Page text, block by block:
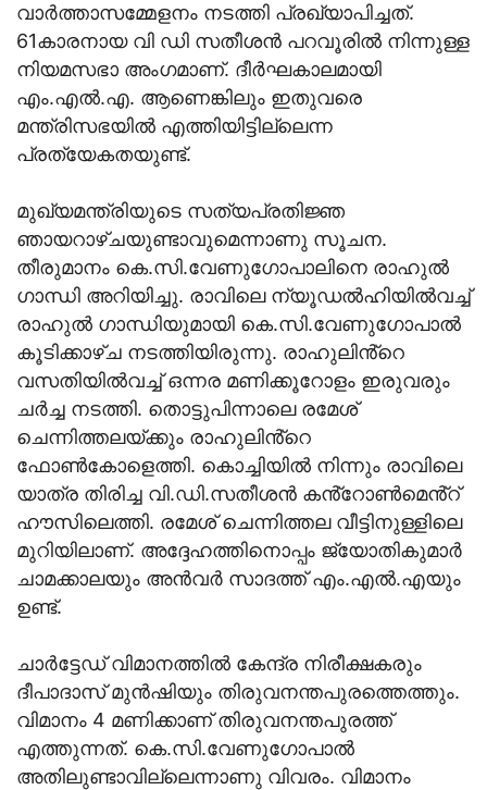
വാർത്താസമ്മേളനം നടത്തി പ്രഖ്യാപിച്ചത്.
61കാരനായ വി ഡി സതീശൻ പറവൂരിൽ നിന്നുള്ള
നിയമസഭാ അംഗമാണ്. ദീർഘകാലമായി
എം.എൽ.എ. ആണെങ്കിലും ഇതുവരെ
മന്ത്രിസഭയിൽ എത്തിയിട്ടില്ലെന്ന
പ്രത്യേകതയുണ്ട്.
മുഖ്യമന്ത്രിയുട‌െ സത്യപ്രതിജ്ഞ
ഞായറാഴ്ചയുണ്ടാവുമെന്നാണു സൂചന.
തീരുമാനം കെ.സി.വേണുഗോപാലിനെ രാഹുൽ
ഗാന്ധി അറിയിച്ചു. രാവിലെ ന്യൂഡൽഹിയിൽവച്ച്
രാഹുൽ ഗാന്ധിയുമായി കെ.സി.വേണുഗോപാൽ
കൂടിക്കാഴ്ച നടത്തിയിരുന്നു. രാഹുലിൻ്റെ
വസതിയിൽവച്ച് ഒന്നര മണിക്കൂറോളം ഇരുവരും
ചർച്ച നടത്തി. തൊട്ടുപിന്നാലെ രമേശ്
ചെന്നിത്തലയ്ക്കും രാഹുലിൻ്റെ
ഫോൺകോളെത്തി. കൊച്ചിയിൽ നിന്നും രാവിലെ
യാത്ര തിരിച്ച വി.ഡി.സതീശൻ കൻ്റോൺമെൻ്റ്
ഹൗസിലെത്തി. രമേശ് ചെന്നിത്തല വീട്ടിനുള്ളിലെ
മുറിയിലാണ്. അദ്ദേഹത്തിനൊപ്പം ജ്യോതികുമാർ
ചാമക്കാലയും അൻവർ സാദത്ത് എം.എൽ.എയും
ഉണ്ട്.
ചാർട്ടേഡ് വിമാനത്തിൽ കേന്ദ്ര നിരീക്ഷകരും
ദീപാദാസ് മുൻഷിയും തിരുവനന്തപുരത്തെത്തും.
വിമാനം 4 മണിക്കാണ് തിരുവനന്തപുരത്ത്
എത്തുന്നത്. കെ.സി.വേണുഗോപാൽ
അതിലുണ്ടാവില്ലെന്നാണു വിവരം. വിമാനം